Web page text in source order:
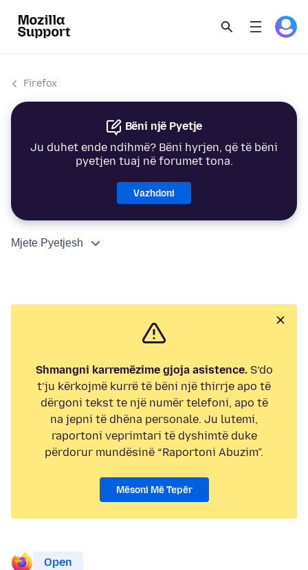
Firefox
Bëni një Pyetje
Ju duhet ende ndihmë? Bëni hyrjen, që të bëni
pyetjen tuaj në forumet tona.
Vazhdoni
Mjete Pyetjesh
Shmangni karremëzime gjoja asistence.S’do
t’ju kërkojmë kurrë të bëni një thirrje apo të
dërgoni tekst te një numër telefoni, apo të
na jepni të dhëna personale. Ju lutemi,
raportoni veprimtari të dyshimtë duke
përdorur mundësinë “Raportoni Abuzim”.
Mësoni Më Tepër
Open